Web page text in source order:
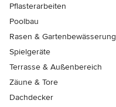
Pflasterarbeiten
Poolbau
Rasen & Gartenbewässerung
Spielgeräte
Terrasse & Außenbereich
Zäune & Tore
Dachdecker